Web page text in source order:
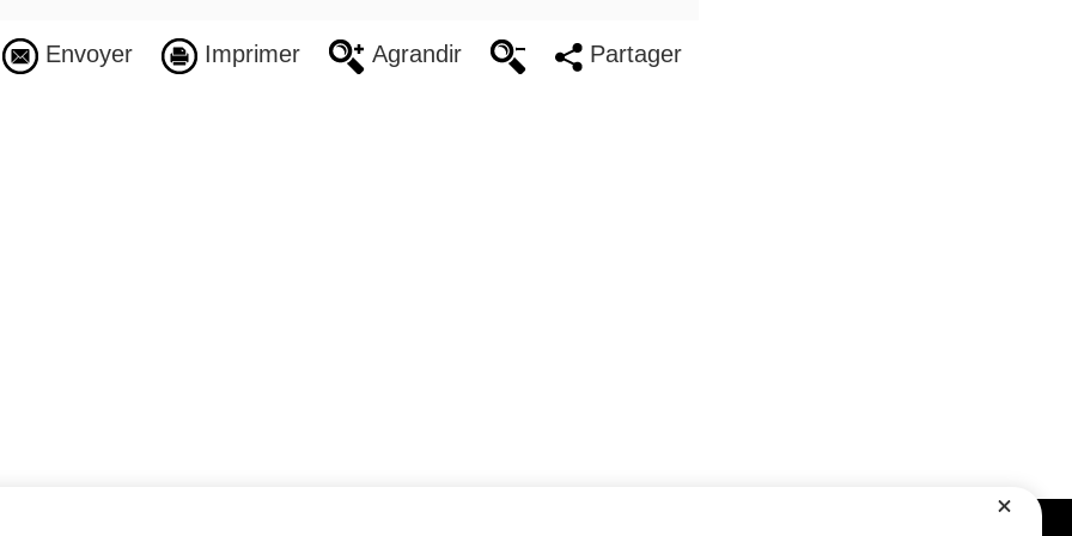
Envoyer Imprimer Agrandir Partager